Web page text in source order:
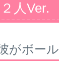
２人Ver.
がボー